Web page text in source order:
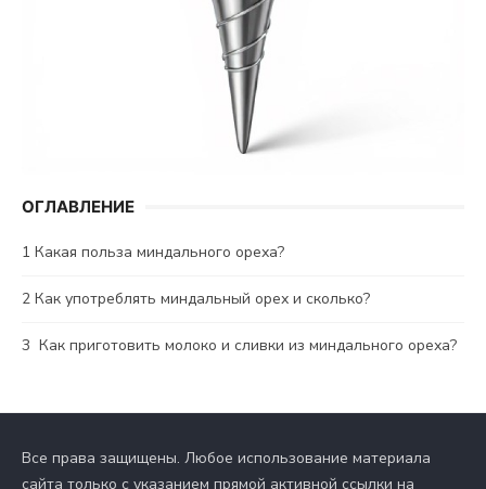
ОГЛАВЛЕНИЕ
1 Какая польза миндального ореха?
2 Как употреблять миндальный орех и сколько?
3 Как приготовить молоко и сливки из миндального ореха?
Все права защищены. Любое использование материала
сайта только с указанием прямой активной ссылки на